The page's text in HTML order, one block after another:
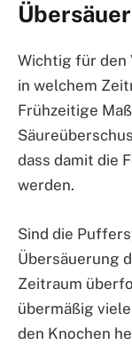
Wichtig für den
in welchem
Frühzeitige
dass damit die
werden.
Sind die
Übersäuerung
Zeitraum
übermäßig
den Knochen